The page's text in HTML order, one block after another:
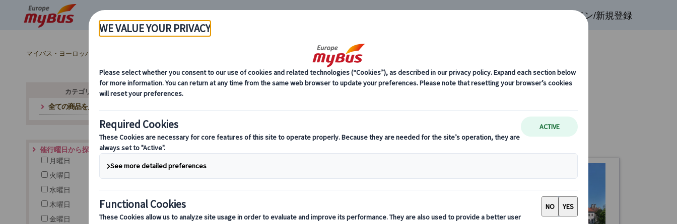
ログイン/新規登録
マイバス・ヨーロッパ
カテゴリ・テーマから探す
全ての商品を見る
催行曜日から探す
月曜日
火曜日
水曜日
木曜日
金曜日